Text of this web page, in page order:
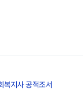
복지사 공적조서